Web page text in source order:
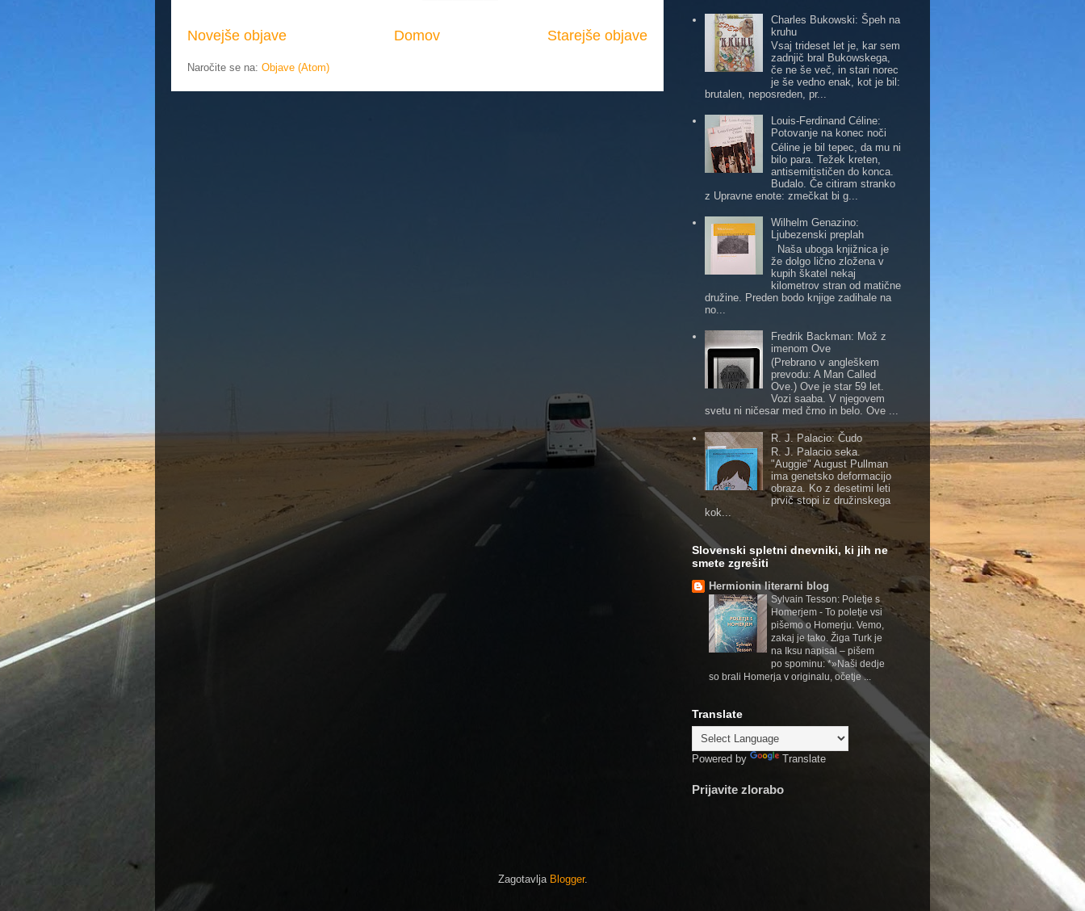
Novejše objave Starejše objave
Domov
Naročite se na: Objave (Atom)
Charles Bukowski: Špeh na
kruhu
Vsaj trideset let je, kar sem
zadnjič bral Bukowskega,
če ne še več, in stari norec
je še vedno enak, kot je bil:
brutalen, neposreden, pr...
Louis-Ferdinand Céline:
Potovanje na konec noči
Céline je bil tepec, da mu ni
bilo para. Težek kreten,
antisemitističen do konca.
Budalo. Če citiram stranko
z Upravne enote: zmečkat bi g...
Wilhelm Genazino:
Ljubezenski preplah
Naša uboga knjižnica je
že dolgo lično zložena v
kupih škatel nekaj
kilometrov stran od matične
družine. Preden bodo knjige zadihale na
no...
Fredrik Backman: Mož z
imenom Ove
(Prebrano v angleškem
prevodu: A Man Called
Ove.) Ove je star 59 let.
Vozi saaba. V njegovem
svetu ni ničesar med črno in belo. Ove ...
R. J. Palacio: Čudo
R. J. Palacio seka.
"Auggie" August Pullman
ima genetsko deformacijo
obraza. Ko z desetimi leti
prvič stopi iz družinskega
kok...
Slovenski spletni dnevniki, ki jih ne
smete zgrešiti
Hermionin literarni blog
Sylvain Tesson: Poletje s
Homerjem - To poletje vsi
pišemo o Homerju. Vemo,
zakaj je tako. Žiga Turk je
na Iksu napisal – pišem
po spominu: *»Naši dedje
so brali Homerja v originalu, očetje ...
Translate
Powered by Translate
Prijavite zlorabo
Zagotavlja Blogger.